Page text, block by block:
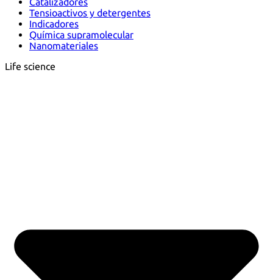
Tensioactivos y detergentes
Indicadores
Química supramolecular
Nanomateriales
Life science